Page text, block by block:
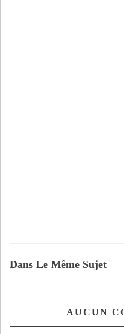
Dans Le Même Sujet
AUCUN